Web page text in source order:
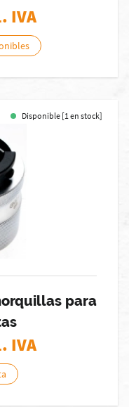
IVA
Disponible [1 en stock]
para
IVA